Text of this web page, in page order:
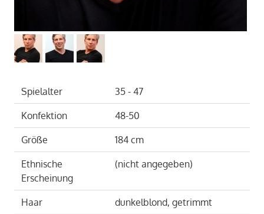
Spielalter 35 - 47
Konfektion 48-50
Größe 184 cm
Ethnische
Erscheinung
(nicht angegeben)
Haar dunkelblond, getrimmt